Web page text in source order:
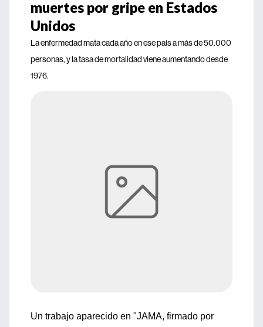
muertes por gripe en Estados
Unidos
La enfermedad mata cada año en ese país a más de 50.000
personas, y la tasa de mortalidad viene aumentando desde
1976.
Un trabajo aparecido en "JAMA, firmado por